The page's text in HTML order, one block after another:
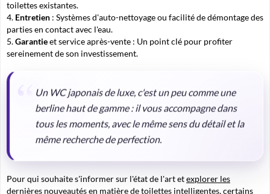
toilettes existantes.
Entretien : Systèmes d'auto-nettoyage ou facilité de démontage des
parties en contact avec l'eau.
Garantieet service après-vente : Un point clé pour profiter
sereinement de son investissement.
Un WC japonais de luxe, c'est un peu comme une
berline haut de gamme : il vous accompagne dans
tous les moments, avec le même sens du détail et la
même recherche de perfection.
Pour qui souhaite s'informer sur l'état de l'art etexplorer les
dernières nouveautés en matière de toilettes intelligentes, certains